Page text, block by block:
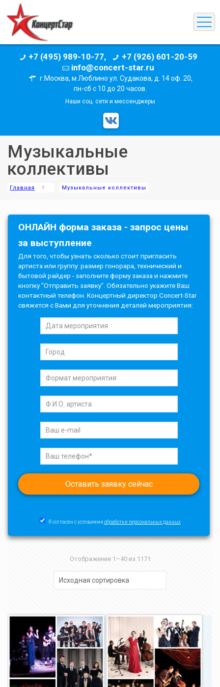
+7 (495) 989-10-77,
+7 (926) 601-20-59
info@concert-star.ru
г.Москва, м.Люблино ул. Судакова, д. 14 оф. 20,
пн-сб с 10 до 20 часов.
Наши соц. сети и мессенджеры
Музыкальные
коллективы
Главная Музыкальные коллективы
ОНЛАЙН форма заказа - запрос цены
за выступление
Для того, чтобы узнать сколько стоит пригласить
артиста или группу: размер гонорара, технический и
бытовой райдер - заполните форму заказа и нажмите
кнопку "Отправить заявку". Обязательно укажите Ваш
контактный телефон. Концертный директор Concert-Star
свяжется с Вами для уточнения деталей мероприятия:
Я согласен с условиями обработки персональных данных
Отображение 1–40 из 1171